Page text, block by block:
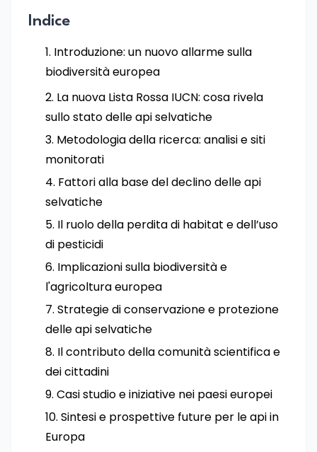
Indice
Introduzione: un nuovo allarme sulla
biodiversità europea
La nuova Lista Rossa IUCN: cosa rivela
sullo stato delle api selvatiche
Metodologia della ricerca: analisi e siti
monitorati
Fattori alla base del declino delle api
selvatiche
Il ruolo della perdita di habitat e dell’uso
di pesticidi
Implicazioni sulla biodiversità e
l'agricoltura europea
Strategie di conservazione e protezione
delle api selvatiche
Il contributo della comunità scientifica e
dei cittadini
Casi studio e iniziative nei paesi europei
Sintesi e prospettive future per le api in
Europa